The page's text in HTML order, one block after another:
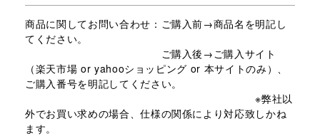
商品に関してお問い合わせ：ご購入前→商品名を明記し
てください。
ご購入後→ご購入サイト
（楽天市場 or yahooショッピング or 本サイトのみ）、
ご購入番号を明記してください。
※弊社以
外でお買い求めの場合、仕様の関係により対応致しかね
ます。